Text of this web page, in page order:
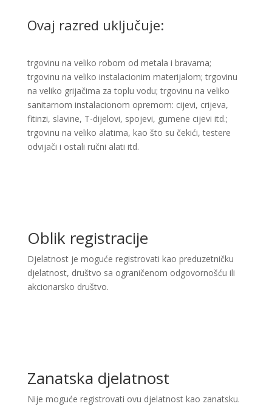
Ovaj razred uključuje:
trgovinu na veliko robom od metala i bravama;
trgovinu na veliko instalacionim materijalom; trgovinu
na veliko grijačima za toplu vodu; trgovinu na veliko
sanitarnom instalacionom opremom: cijevi, crijeva,
fitinzi, slavine, T-dijelovi, spojevi, gumene cijevi itd.;
trgovinu na veliko alatima, kao što su čekići, testere
odvijači i ostali ručni alati itd.
Oblik registracije
Djelatnost je moguće registrovati kao preduzetničku
djelatnost, društvo sa ograničenom odgovornošću ili
akcionarsko društvo.
Zanatska djelatnost
Nije moguće registrovati ovu djelatnost kao zanatsku.